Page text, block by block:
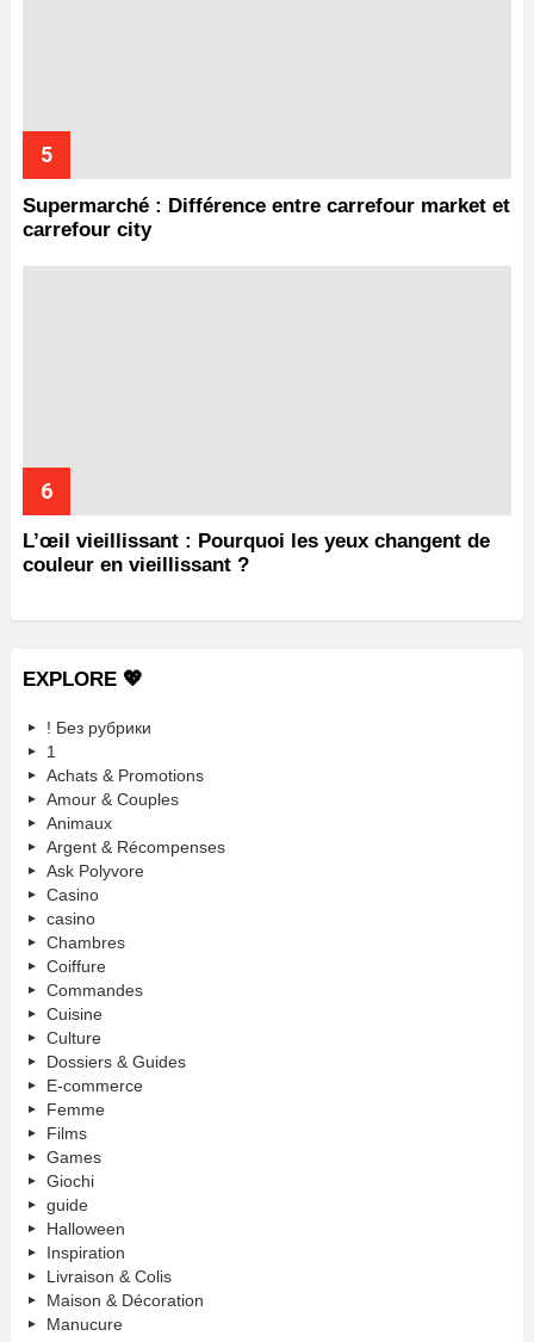
Supermarché : Différence entre carrefour market et
carrefour city
L’œil vieillissant : Pourquoi les yeux changent de
couleur en vieillissant ?
EXPLORE 💖
! Без рубрики
1
Achats & Promotions
Amour & Couples
Animaux
Argent & Récompenses
Ask Polyvore
Casino
casino
Chambres
Coiffure
Commandes
Cuisine
Culture
Dossiers & Guides
E-commerce
Femme
Films
Games
Giochi
guide
Halloween
Inspiration
Livraison & Colis
Maison & Décoration
Manucure